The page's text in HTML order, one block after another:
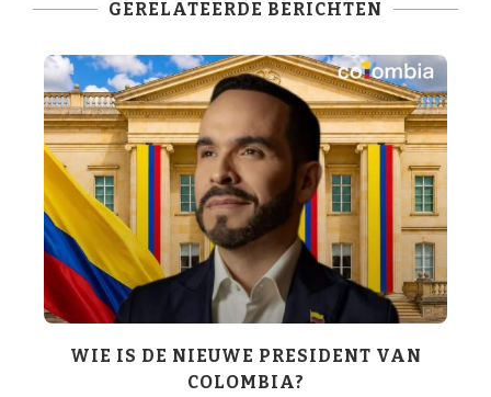
GERELATEERDE BERICHTEN
WIE IS DE NIEUWE PRESIDENT VAN
COLOMBIA?